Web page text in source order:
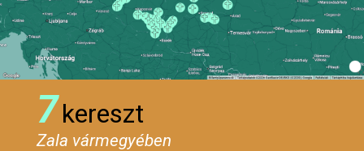
7kereszt
Zala vármegyében